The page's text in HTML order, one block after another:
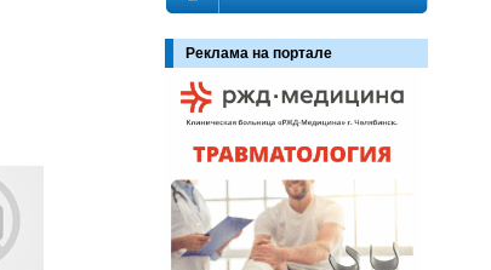
Реклама на портале